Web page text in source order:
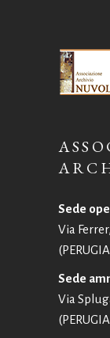
Sede
Via
Sede
Via